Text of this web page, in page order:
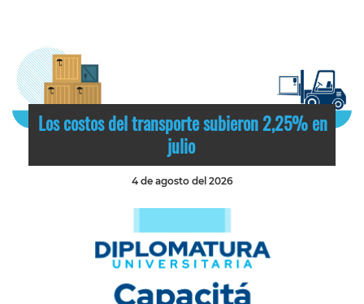
Los costos del transporte subieron 2,25% en
julio
4 de agosto del 2026